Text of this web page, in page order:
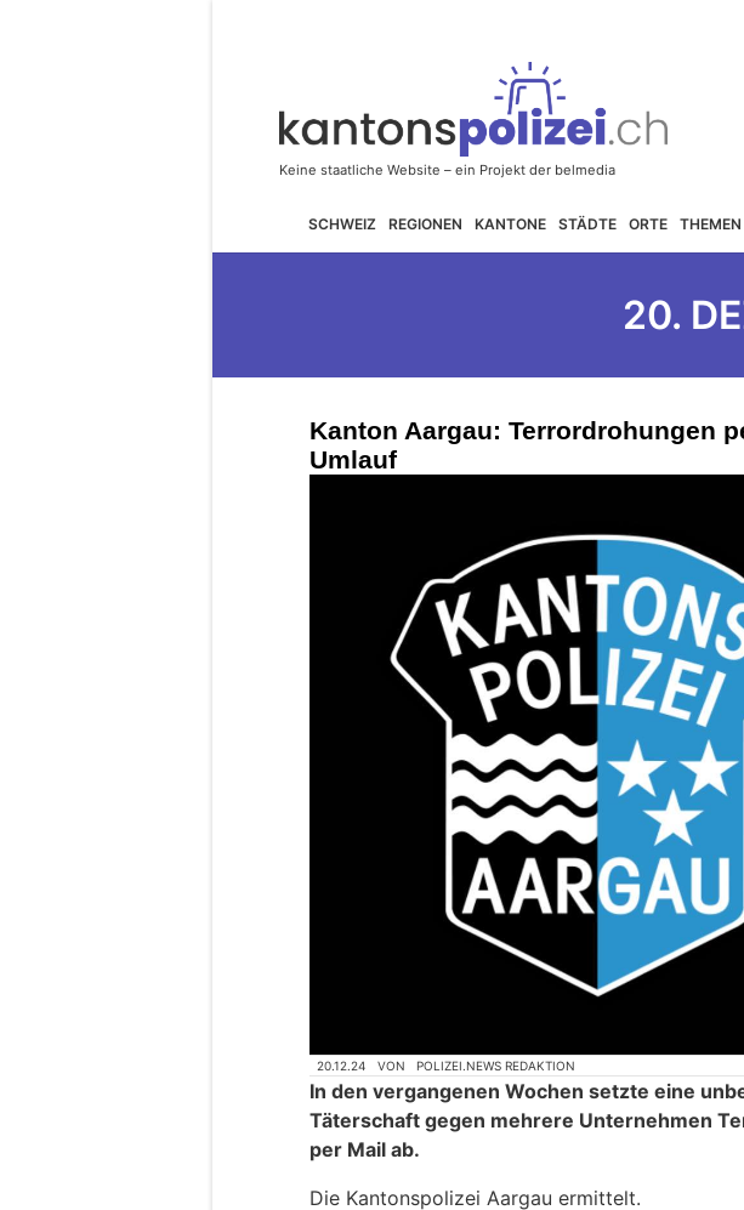
SCHWEIZ REGIONEN KANTONE STÄDTE ORTE THEMEN
20.
Kanton Aargau: Terrordrohungen
Umlauf
20.12.24 VON POLIZEI.NEWS REDAKTION
In den vergangenen Wochen setzte eine
Täterschaft gegen mehrere Unternehmen
per Mail ab.
Die Kantonspolizei Aargau ermittelt.